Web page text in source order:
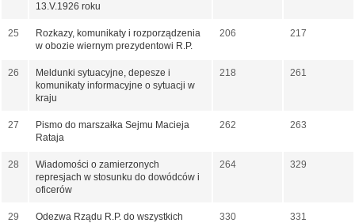
13.V.1926 roku
25
Rozkazy, komunikaty i rozporządzenia
w obozie wiernym prezydentowi R.P.
206 217
26
Meldunki sytuacyjne, depesze i
komunikaty informacyjne o sytuacji w
kraju
218 261
27
Pismo do marszałka Sejmu Macieja
Rataja
262 263
28
Wiadomości o zamierzonych
represjach w stosunku do dowódców i
oficerów
264 329
29
Odezwa Rządu R.P. do wszystkich
330 331